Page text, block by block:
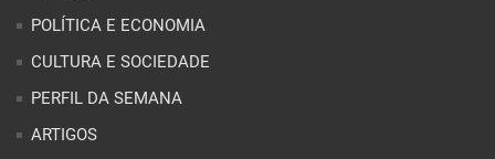
POLÍTICA E ECONOMIA
CULTURA E SOCIEDADE
PERFIL DA SEMANA
ARTIGOS